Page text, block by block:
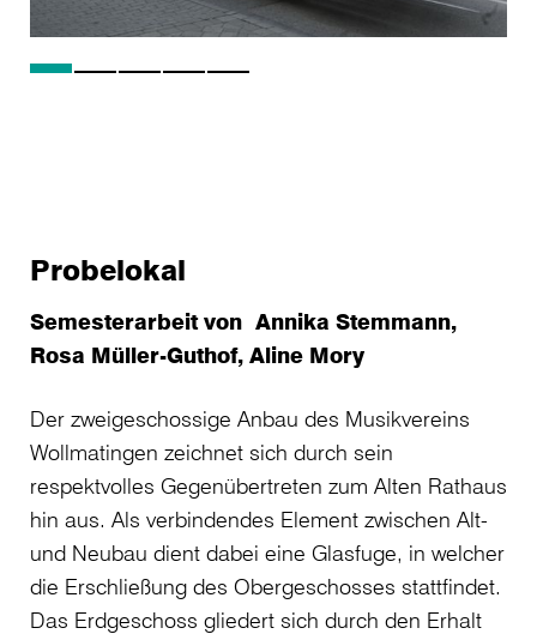
Probelokal
Semesterarbeit von Annika Stemmann,
Rosa Müller-Guthof, Aline Mory
Der zweigeschossige Anbau des Musikvereins
Wollmatingen zeichnet sich durch sein
respektvolles Gegenübertreten zum Alten Rathaus
hin aus. Als verbindendes Element zwischen Alt-
und Neubau dient dabei eine Glasfuge, in welcher
die Erschließung des Obergeschosses stattfindet.
Das Erdgeschoss gliedert sich durch den Erhalt